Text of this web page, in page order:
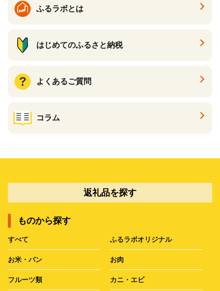
ふるラボとは
はじめてのふるさと納税
よくあるご質問
コラム
返礼品を探す
ものから探す
すべて ふるラボオリジナル
お米・パン お肉
フルーツ類 カニ・エビ